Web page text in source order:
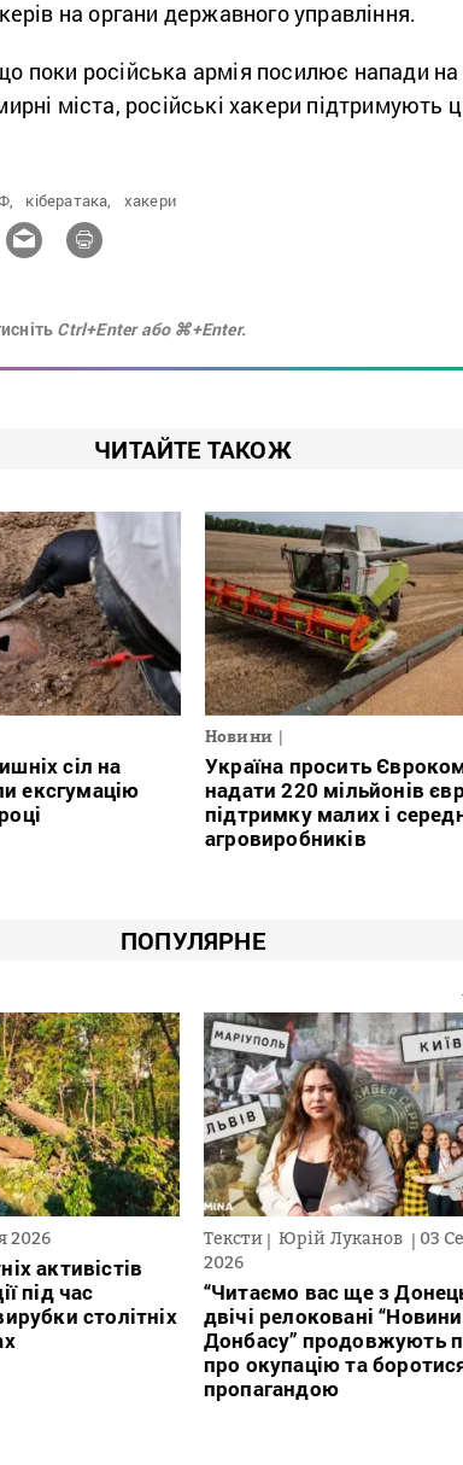
на органи державного управління.
поки російська армія посилює напади на
міста, російські хакери підтримують
кібератака,
хакери
Ctrl+Enter або ⌘+Enter.
ЧИТАЙТЕ ТАКОЖ
сіл на
ексгумацію
Новини
Україна просить
надати 220 мільйонів
підтримку малих і
агровиробників
ПОПУЛЯРНЕ
2026
активістів
під час
столітніх
Тексти Юрій Луканов
03
2026
“Читаємо вас ще з
двічі релоковані “Новини
Донбасу” продовжують
про окупацію та
пропагандою